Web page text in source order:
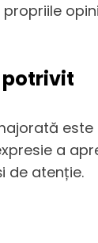
a
de atenție.